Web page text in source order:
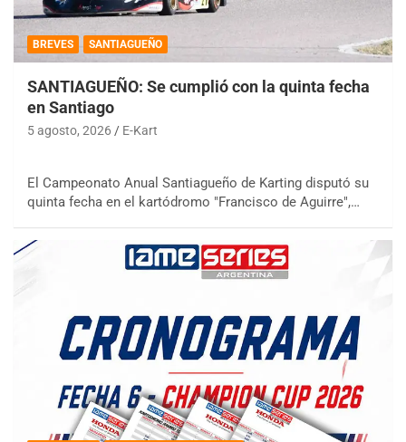
BREVES SANTIAGUEÑO
SANTIAGUEÑO: Se cumplió con la quinta fecha
en Santiago
5 agosto, 2026 E-Kart
El Campeonato Anual Santiagueño de Karting disputó su
quinta fecha en el kartódromo "Francisco de Aguirre",…